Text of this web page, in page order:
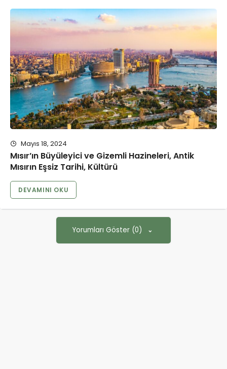
Mayıs 18, 2024
Mısır’ın Büyüleyici ve Gizemli Hazineleri, Antik
Mısırın Eşsiz Tarihi, Kültürü
DEVAMINI OKU
Yorumları Göster (0)